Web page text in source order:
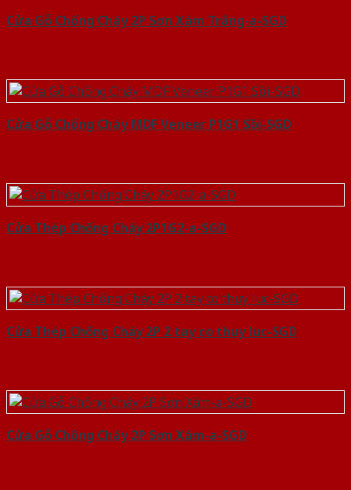
Cửa Gỗ Chống Cháy 2P Sơn Xám Trắng-a-SGD
Cửa Gỗ Chống Cháy MDF Veneer P1G1 Sồi-SGD
Cửa Thép Chống Cháy 2P1G2-a-SGD
Cửa Thép Chống Cháy 2P 2 tay co thuy luc-SGD
Cửa Gỗ Chống Cháy 2P Sơn Xám-a-SGD